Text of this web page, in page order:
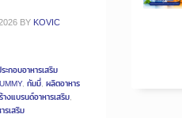
BY KOVIC
ะกอบอาหารเสริม
, กัมมี่, ผลิตอาหาร
างแบรนด์อาหารเสริม,
รเสริม